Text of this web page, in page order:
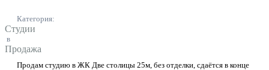
Категория:
Студии
в
Продажа
Продам студию в ЖК Две столицы 25м, без отделки, сдаётся в конце